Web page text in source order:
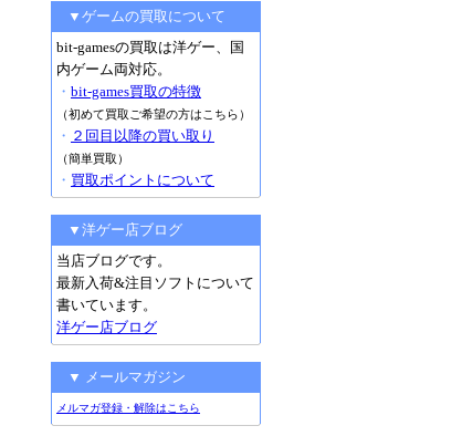
▼ゲームの買取について
bit-gamesの買取は洋ゲー、国
内ゲーム両対応。
・ bit-games買取の特徴
（初めて買取ご希望の方はこちら）
・ ２回目以降の買い取り
（簡単買取）
・ 買取ポイントについて
▼洋ゲー店ブログ
当店ブログです。
最新入荷&注目ソフトについて
書いています。
洋ゲー店ブログ
▼ メールマガジン
メルマガ登録・解除はこちら